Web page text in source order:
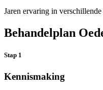
Jaren ervaring in verschillende
Behandelplan
Stap 1
Kennismaking